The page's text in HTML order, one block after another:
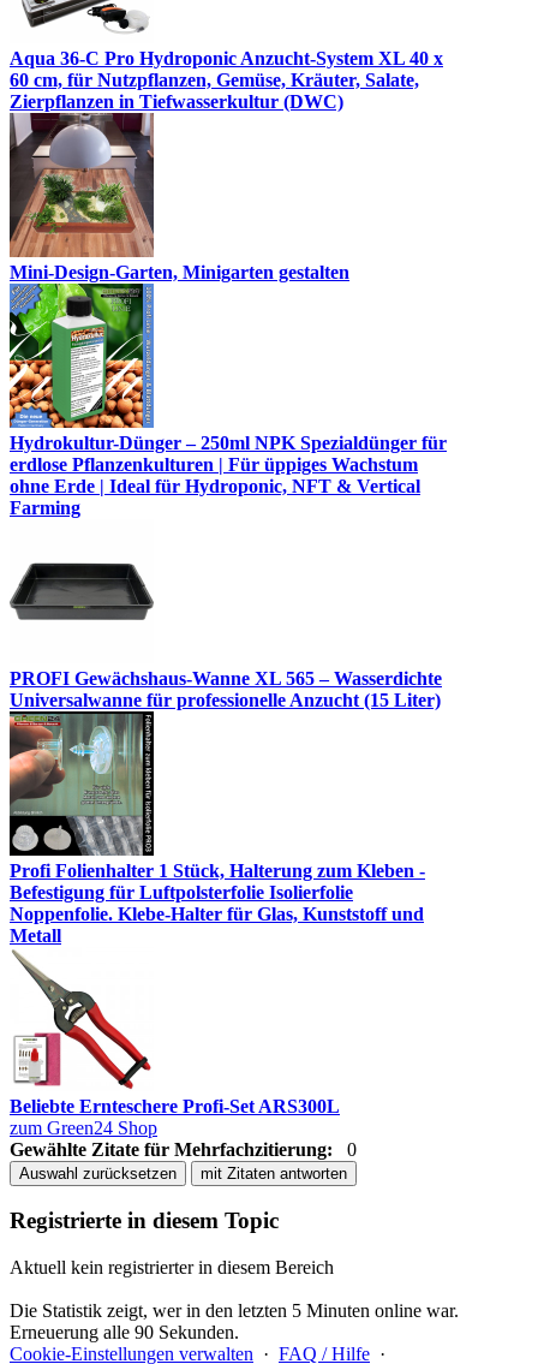
Aqua 36-C Pro Hydroponic Anzucht-System XL 40 x
60 cm, für Nutzpflanzen, Gemüse, Kräuter, Salate,
Zierpflanzen in Tiefwasserkultur (DWC)
Mini-Design-Garten, Minigarten gestalten
Hydrokultur-Dünger – 250ml NPK Spezialdünger für
erdlose Pflanzenkulturen | Für üppiges Wachstum
ohne Erde | Ideal für Hydroponic, NFT & Vertical
Farming
PROFI Gewächshaus-Wanne XL 565 – Wasserdichte
Universalwanne für professionelle Anzucht (15 Liter)
Profi Folienhalter 1 Stück, Halterung zum Kleben -
Befestigung für Luftpolsterfolie Isolierfolie
Noppenfolie. Klebe-Halter für Glas, Kunststoff und
Metall
Beliebte Ernteschere Profi-Set ARS300L
zum Green24 Shop
Gewählte Zitate für Mehrfachzitierung:
0
Auswahl zurücksetzen mit Zitaten antworten
Registrierte in diesem Topic
Aktuell kein registrierter in diesem Bereich
Die Statistik zeigt, wer in den letzten 5 Minuten online war.
Erneuerung alle 90 Sekunden.
Cookie-Einstellungen verwalten · FAQ / Hilfe ·